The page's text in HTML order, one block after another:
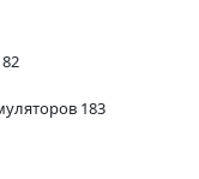
183